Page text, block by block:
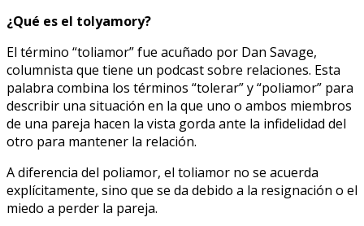
¿Qué es el tolyamory?
El término “toliamor” fue acuñado por Dan Savage,
columnista que tiene un podcast sobre relaciones. Esta
palabra combina los términos “tolerar” y “poliamor” para
describir una situación en la que uno o ambos miembros
de una pareja hacen la vista gorda ante la infidelidad del
otro para mantener la relación.
A diferencia del poliamor, el toliamor no se acuerda
explícitamente, sino que se da debido a la resignación o el
miedo a perder la pareja.